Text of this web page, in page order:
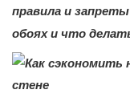
правила и
обоях и что